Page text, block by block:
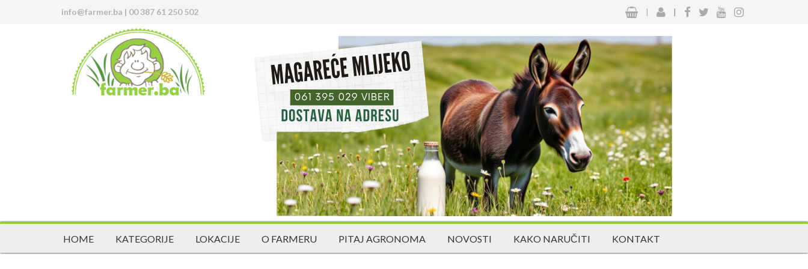
info@farmer.ba | 00 387 61 250 502 | |
HOME KATEGORIJE LOKACIJE O FARMERU PITAJ AGRONOMA NOVOSTI KAKO NARUČITI KONTAKT